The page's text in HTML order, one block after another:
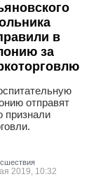
в
за
отправят
признали
2019, 10:32